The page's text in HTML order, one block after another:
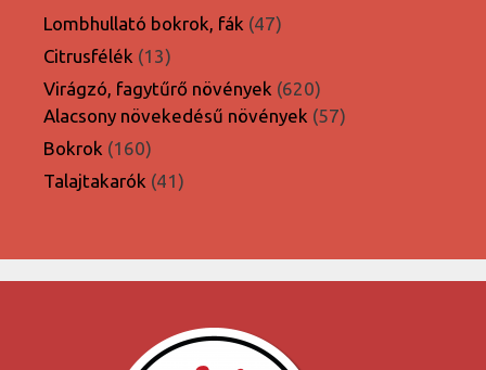
termék
Lombhullató bokrok, fák 4747
Citrusfélék 1313
termék
Virágzó, fagytűrő növények 620620
termék
Alacsony növekedésű növények 5757
Bokrok 160160
termék
Talajtakarók 4141